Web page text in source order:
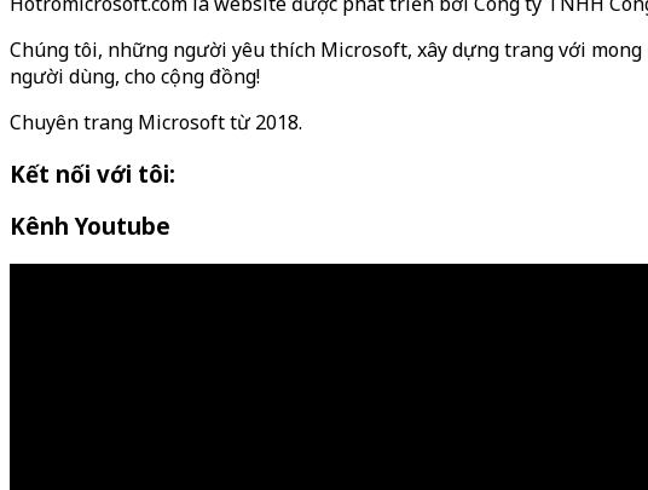
Chúng tôi, những người yêu thích Microsoft, xây dựng trang với
người dùng, cho cộng đồng!
Chuyên trang Microsoft từ 2018.
Kết nối với tôi:
Kênh Youtube